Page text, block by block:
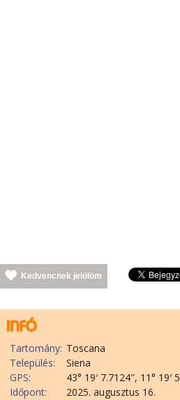
Kedvencnek jelölöm
Tartomány: Toscana
Település:
Siena
GPS:
43° 19′ 7.7124″, 11° 19′
Időpont:
2025. augusztus 16.